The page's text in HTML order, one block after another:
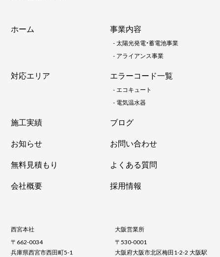
ホーム 事業内容
-太陽光発電・蓄電池事業
- アライアンス事業
対応エリア エラーコード一覧
-エコキュート
- 電気温水器
施工実績
ブログ
お知らせ
お問い合わせ
無料見積もり
よくある質問
会社概要
採用情報
西宮本社
〒662-0034
兵庫県西宮市西田町5-1
大阪営業所
〒530-0001
大阪府大阪市北区梅田1-2-2 大阪駅